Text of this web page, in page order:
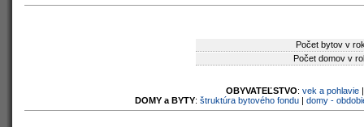
Počet bytov v
Počet domov v
OBYVATEĽSTVO: vek a pohlavie
DOMY a BYTY: štruktúra bytového fondu| domy -